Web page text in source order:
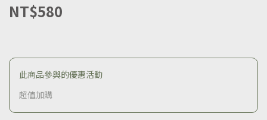
NT$580
此商品參與的優惠活動
超值加購